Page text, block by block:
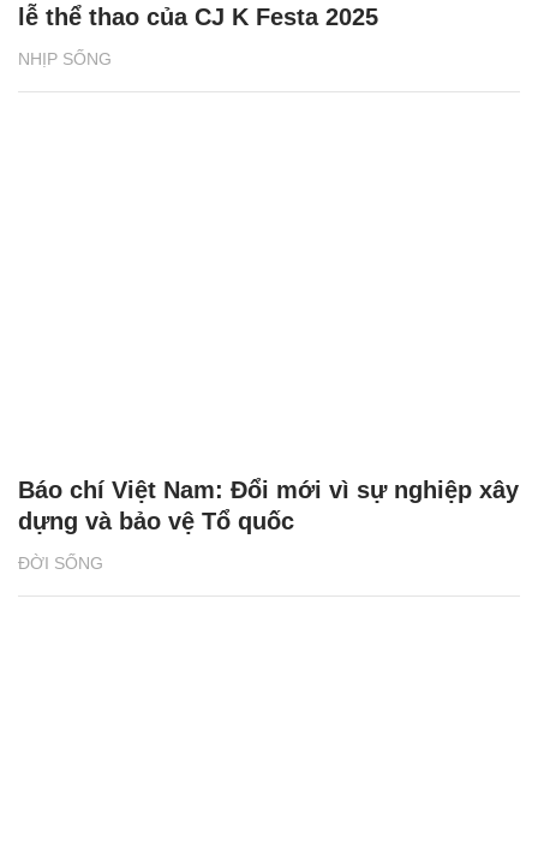
NHỊP SỐNG
lễ thể thao của CJ K Festa 2025
ĐỜI SỐNG
Báo chí Việt Nam: Đổi mới vì sự nghiệp xây
dựng và bảo vệ Tổ quốc